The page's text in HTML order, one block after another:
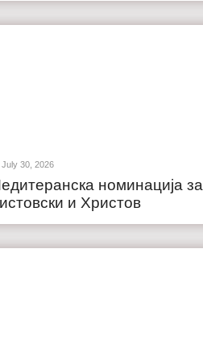
July 30, 2026
номинација за
и Христов